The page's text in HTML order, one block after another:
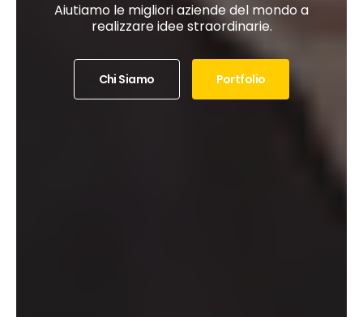
Aiutiamo le migliori aziende del mondo a
realizzare idee straordinarie.
Chi Siamo Portfolio